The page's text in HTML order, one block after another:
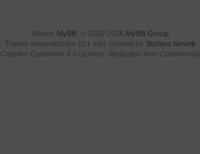
Moteur MyBB, © 2002-2026 MyBB Group
Theme duepuntozero (0.1 ver) created by Stefano Novelli
Creative Commons 3.0 License, Attribution Non-Commercial